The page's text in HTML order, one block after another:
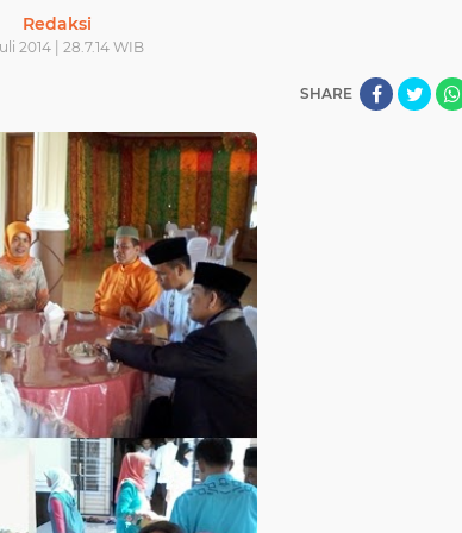
Redaksi
2014 | 28.7.14 WIB
SHARE